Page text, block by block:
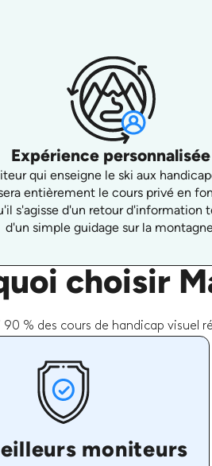
Expérience personnalisée
qui enseigne le ski aux
entièrement le cours privé en
s'agisse d'un retour d'information
d'un simple guidage sur la
choisir
% des cours de handicap visuel
moniteurs